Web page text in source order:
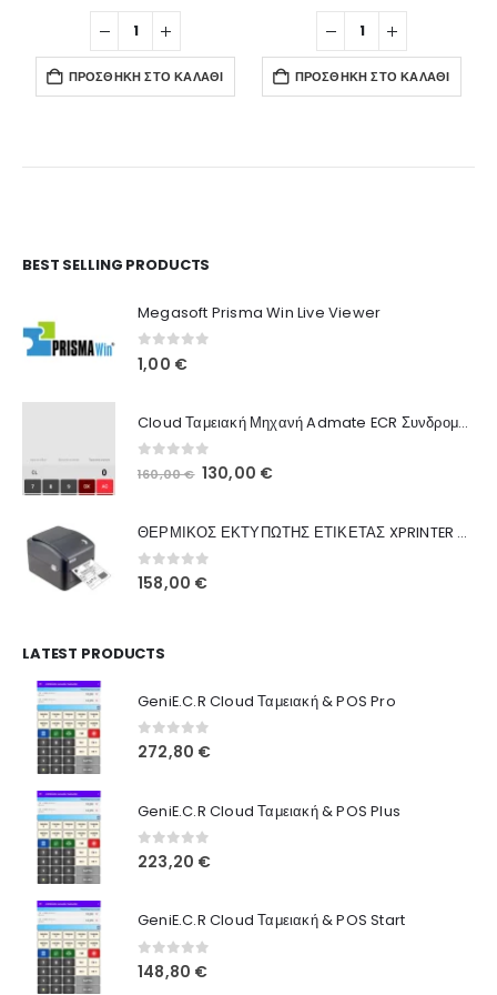
ΠΡΟΣΘΉΚΗ ΣΤΟ ΚΑΛΆΘΙ ΠΡΟΣΘΉΚΗ ΣΤΟ ΚΑΛΆΘΙ
BEST SELLING PRODUCTS
Megasoft Prisma Win Live Viewer
0 out of 5
1,00 €
Cloud Ταμειακή Μηχανή Admate ECR Συνδρομή 12 μηνών
out of 5
160,00€ Original
160,00 €.
130,00 €Η
είναι:
ΘΕΡΜΙΚΟΣ ΕΚΤΥΠΩΤΗΣ ΕΤΙΚΕΤΑΣ XPRINTER XP-420B
0out of 5
158,00 €
LATEST PRODUCTS
GeniE.C.R Cloud Ταμειακή & POS Pro
0out of 5
272,80 €
GeniE.C.R Cloud Ταμειακή & POS Plus
0out of 5
223,20 €
GeniE.C.R Cloud Ταμειακή & POS Start
0out of 5
148,80 €
Ο Λογαριασμός μου
Στοιχεία λογαριασμού
Παραγγελίες
Πληροφορίες Καταστήματος
Ποιοι Είμαστε
Γιατί Εμάς
Blog
Όροι Χρήσης
Τρόποι Αγοράς
Τρόποι Πληρωμής
Τρόποι Αποστολής
Ασφάλεια Πληρωμών
© INTEPROF 2025